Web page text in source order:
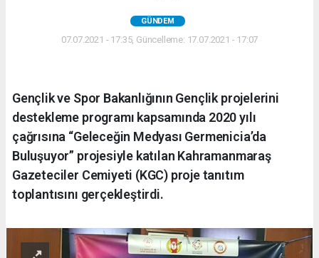
GÜNDEM
07.07.2021 - 17:35, Güncelleme: 17.07.2021 - 17:07
Gençlik ve Spor Bakanlığının Gençlik projelerini
destekleme programı kapsamında 2020 yılı
çağrısına “Geleceğin Medyası Germenicia’da
Buluşuyor” projesiyle katılan Kahramanmaraş
Gazeteciler Cemiyeti (KGC) proje tanıtım
toplantısını gerçekleştirdi.